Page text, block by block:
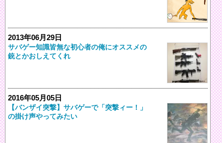
2013年06月29日
サバゲー知識皆無な初心者の俺にオススメの
銃とかおしえてくれ
2016年05月05日
【バンザイ突撃】サバゲーで「突撃ィー！」
の掛け声やってみたい